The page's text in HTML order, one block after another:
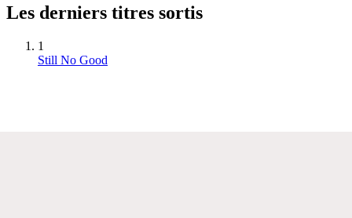
Les derniers titres sortis
1
Still No Good